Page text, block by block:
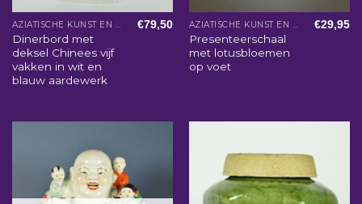
AZIATISCHE KUNST EN WOONACCESSOIRES
Dinerbord met
deksel Chinees vijf
vakken in wit en
blauw aardewerk
€79,50 AZIATISCHE KUNST EN WOONACCESSOIRES
Presenteerschaal
met lotusbloemen
op voet
€29,95